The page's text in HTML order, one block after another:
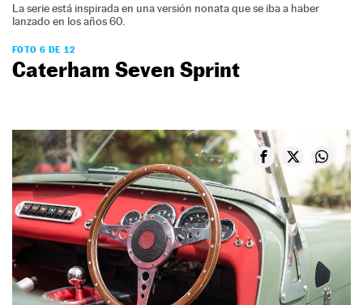
La serie está inspirada en una versión nonata que se iba a haber
lanzado en los años 60.
FOTO 6 DE 12
Caterham Seven Sprint